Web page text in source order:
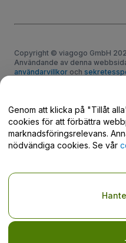
Copyright © viagogo GmbH
Användande av denna
användarvillkor och
Genom att klicka på "Tillåt
cookies för att förbättra
marknadsföringsrelevans.
nödvändiga cookies. Se vår